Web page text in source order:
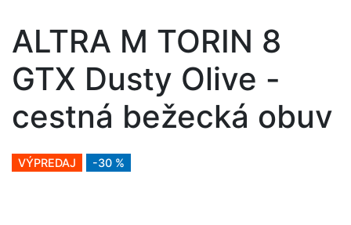
ALTRA M TORIN 8
GTX Dusty Olive -
cestná bežecká obuv
VÝPREDAJ -30 %